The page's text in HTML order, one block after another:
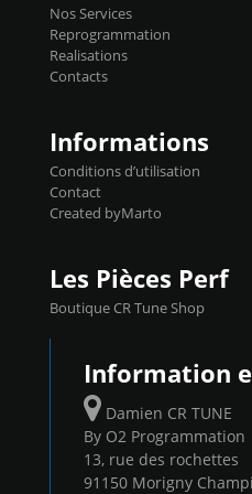
l'aide du flashpro OPTION
Reprog SP 98 sur le
450€ TTC Un gain d'environ
Nos Services
Reprogrammation
Realisations
Contacts
Informations
Conditions d’utilisation
Contact
Created byMarto
Les Pièces Perf
Boutique CR Tune Shop
Information
Damien CR TUNE
By O2 Programmation
13, rue des rochettes
91150 Morigny